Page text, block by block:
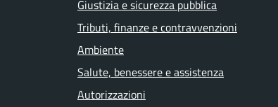
Giustizia e sicurezza pubblica
Tributi, finanze e contravvenzioni
Ambiente
Salute, benessere e assistenza
Autorizzazioni